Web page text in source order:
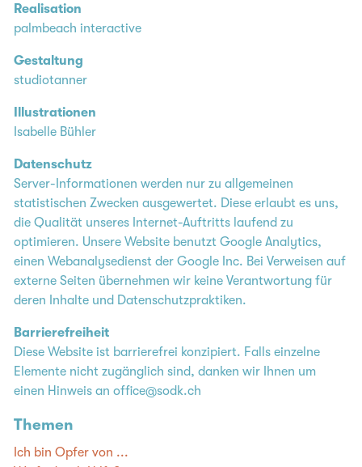
Realisation
palmbeach interactive
Gestaltung
studiotanner
Illustrationen
Isabelle Bühler
Datenschutz
Server-Informationen werden nur zu allgemeinen
statistischen Zwecken ausgewertet. Diese erlaubt es uns,
die Qualität unseres Internet-Auftritts laufend zu
optimieren. Unsere Website benutzt Google Analytics,
einen Webanalysedienst der Google Inc. Bei Verweisen auf
externe Seiten übernehmen wir keine Verantwortung für
deren Inhalte und Datenschutzpraktiken.
Barrierefreiheit
Diese Website ist barrierefrei konzipiert. Falls einzelne
Elemente nicht zugänglich sind, danken wir Ihnen um
einen Hinweis anoffice@sodk.ch
Themen
Ich bin Opfer von ...